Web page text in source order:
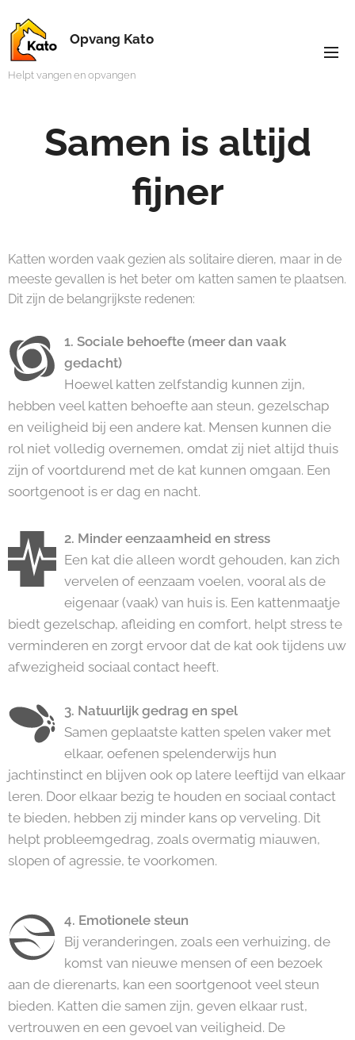
Opvang Kato
Helpt vangen en opvangen
Samen is altijd
fijner
Katten worden vaak gezien als solitaire dieren, maar in de
meeste gevallen is het beter om katten samen te plaatsen.
Dit zijn de belangrijkste redenen:
1. Sociale behoefte (meer dan vaak
gedacht)
Hoewel katten zelfstandig kunnen zijn,
hebben veel katten behoefte aan steun, gezelschap
en veiligheid bij een andere kat. Mensen kunnen die
rol niet volledig overnemen, omdat zij niet altijd thuis
zijn of voortdurend met de kat kunnen omgaan. Een
soortgenoot is er dag en nacht.
2. Minder eenzaamheid en stress
Een kat die alleen wordt gehouden, kan zich
vervelen of eenzaam voelen, vooral als de
eigenaar (vaak) van huis is. Een kattenmaatje
biedt gezelschap, afleiding en comfort, helpt stress te
verminderen en zorgt ervoor dat de kat ook tijdens uw
afwezigheid sociaal contact heeft.
3. Natuurlijk gedrag en spel
Samen geplaatste katten spelen vaker met
elkaar, oefenen spelenderwijs hun
jachtinstinct en blijven ook op latere leeftijd van elkaar
leren. Door elkaar bezig te houden en sociaal contact
te bieden, hebben zij minder kans op verveling. Dit
helpt probleemgedrag, zoals overmatig miauwen,
slopen of agressie, te voorkomen.
4. Emotionele steun
Bij veranderingen, zoals een verhuizing, de
komst van nieuwe mensen of een bezoek
aan de dierenarts, kan een soortgenoot veel steun
bieden. Katten die samen zijn, geven elkaar rust,
vertrouwen en een gevoel van veiligheid. De